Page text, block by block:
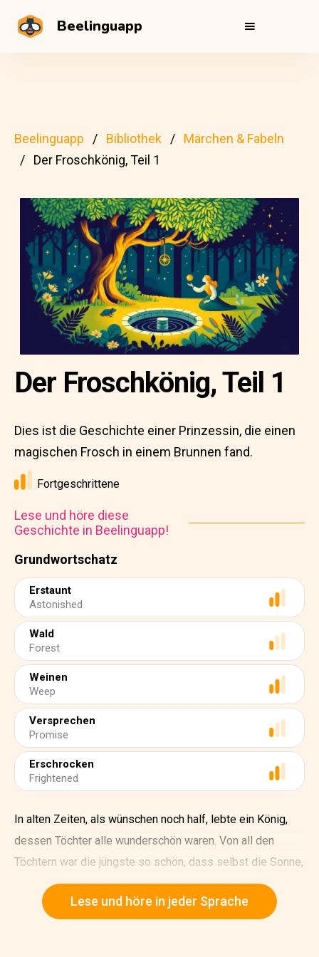
Beelinguapp
Beelinguapp Bibliothek
Märchen & Fabeln
Der Froschkönig, Teil 1
Grundwortschatz
Erstaunt
Astonished
Wald
Forest
Weinen
Weep
Versprechen
Promise
Erschrocken
Frightened
Der Froschkönig, Teil 1
Dies ist die Geschichte einer Prinzessin, die einen
magischen Frosch in einem Brunnen fand.
Fortgeschrittene
Lese und höre diese
Geschichte in Beelinguapp!
In alten Zeiten, als wünschen noch half, lebte ein König,
dessen Töchter alle wunderschön waren. Von all den
Töchtern war die jüngste so schön, dass selbst die Sonne,
die so viel schon gesehen hatte, erstaunt war, wann immer
sie ihr ins Gesicht schien. Nahe bei dem Schlosse des
Lese und höre in jeder Sprache